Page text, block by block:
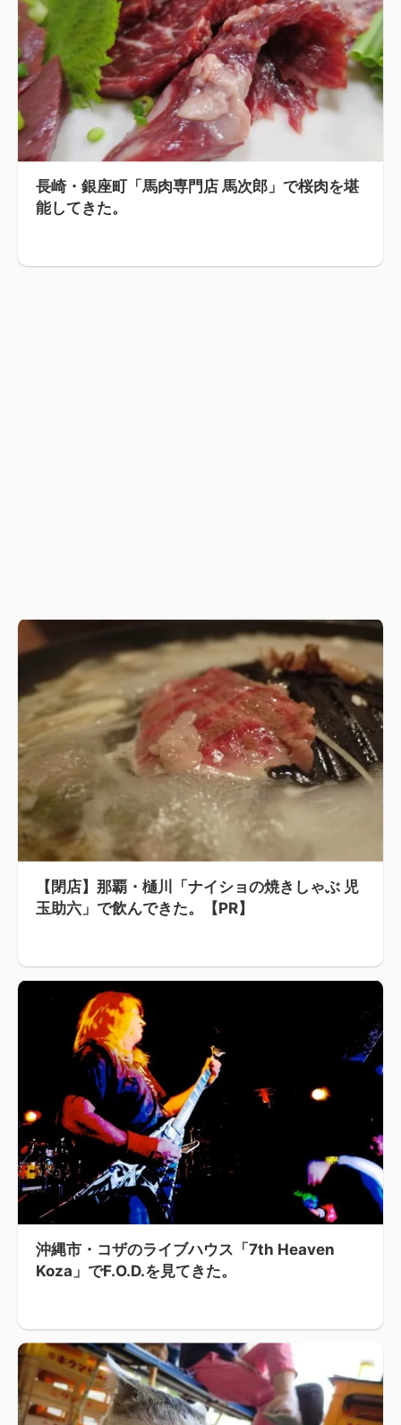
長崎・銀座町「馬肉専門店 馬次郎」で桜肉を堪
能してきた。
【閉店】那覇・樋川「ナイショの焼きしゃぶ 児
玉助六」で飲んできた。【PR】
沖縄市・コザのライブハウス「7th Heaven
Koza」でF.O.D.を見てきた。